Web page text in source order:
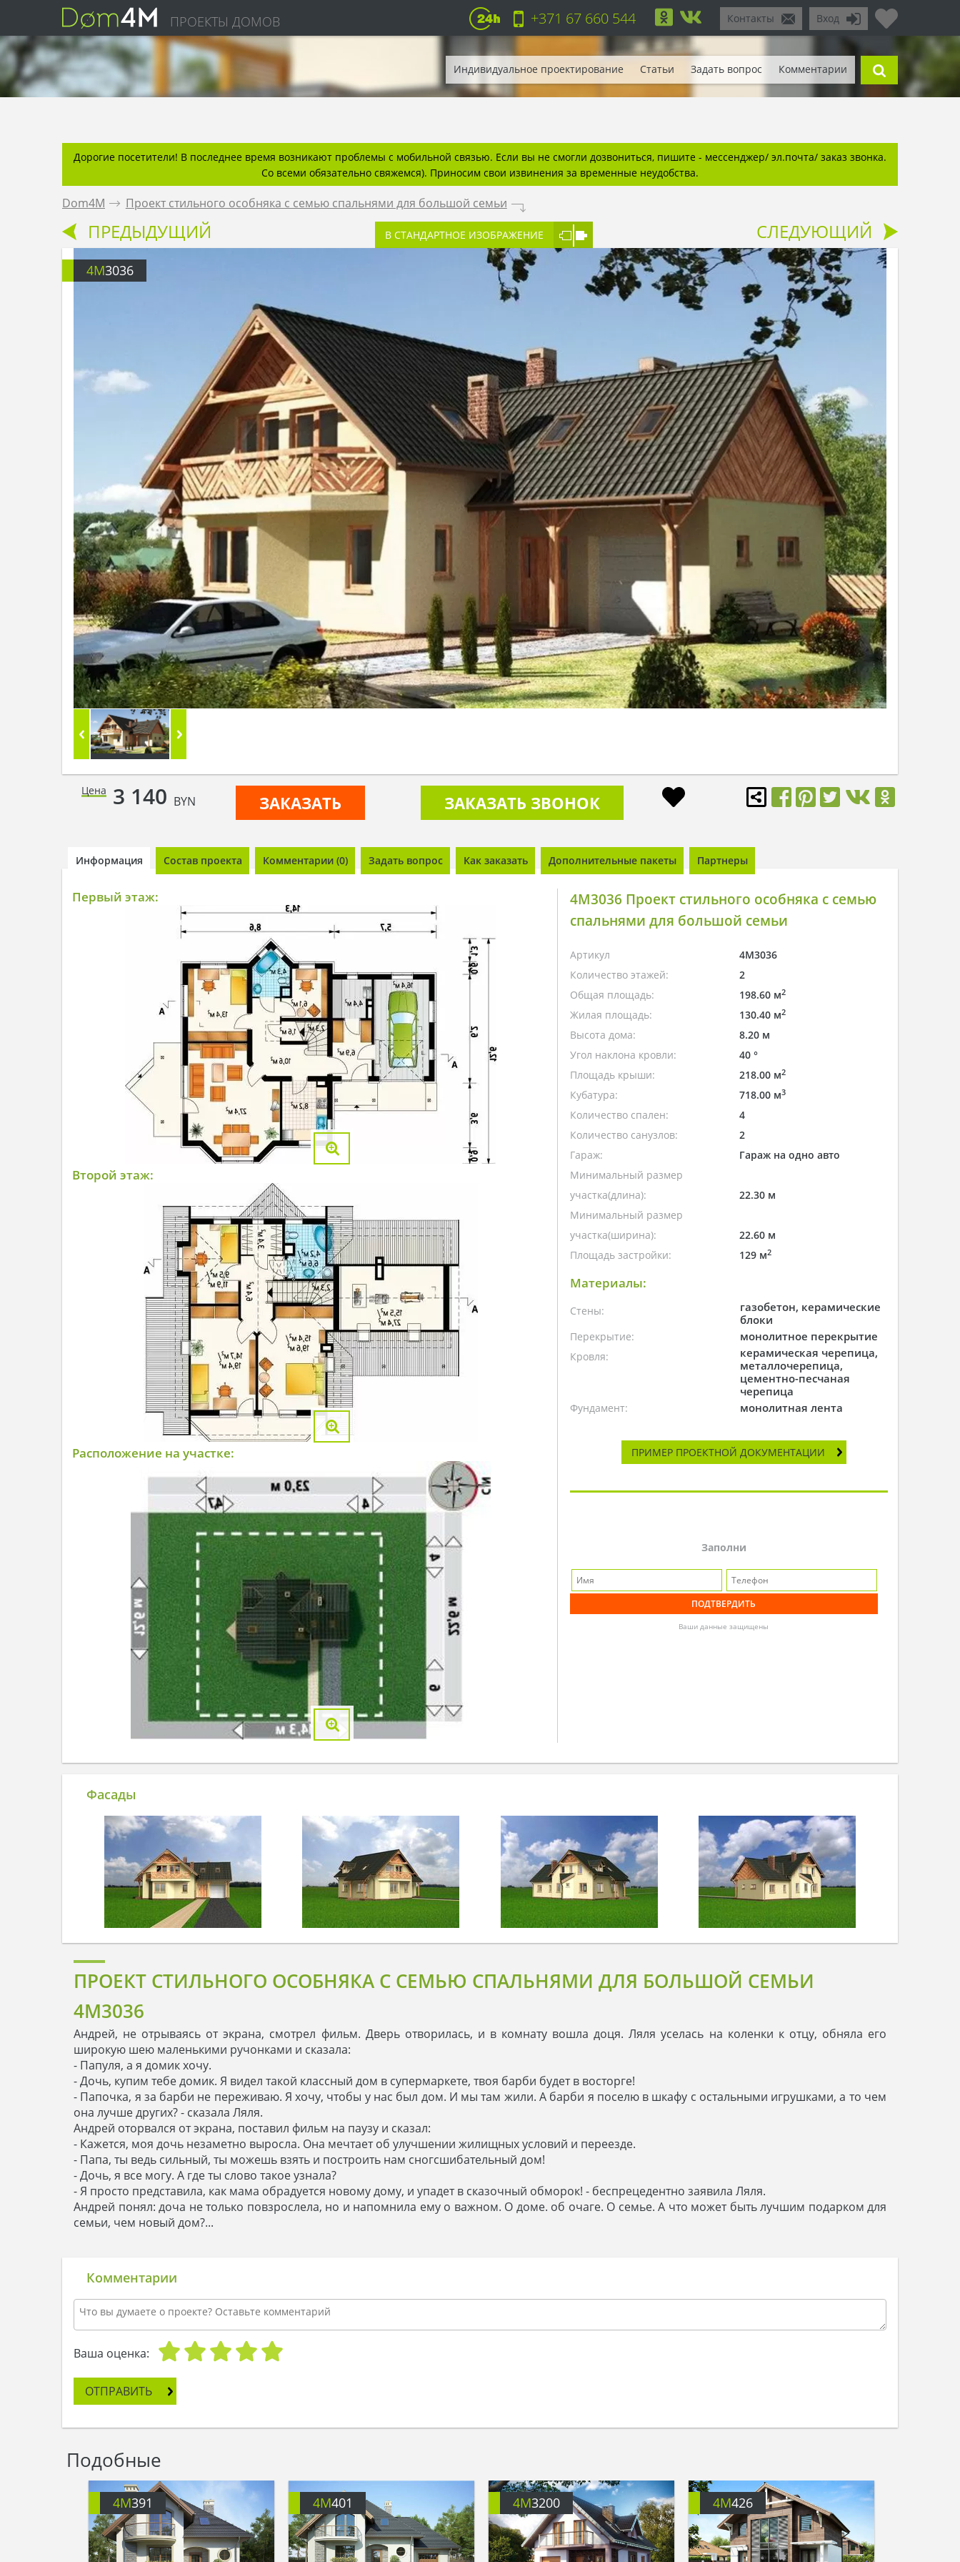
ПРОЕКТЫ ДОМОВ Вход
Контакты
+371 67 660 544
Индивидуальное проектирование Статьи Задать вопрос Комментарии
Дорогие посетители! В последнее время возникают проблемы с мобильной связью. Если вы не смогли дозвониться, пишите - мессенджер/ эл.почта/ заказ звонка.
Со всеми обязательно свяжемся). Приносим свои извинения за временные неудобства.
Dom4M . Проект стильного особняка с семью спальнями для большой семьи .
ПРЕДЫДУЩИЙ В СТАНДАРТНОЕ ИЗОБРАЖЕНИЕ СЛЕДУЮЩИЙ
4M3036
Цена 3 140 BYN ЗАКАЗАТЬ ЗАКАЗАТЬ ЗВОНОК
Информация Состав проекта Комментарии (0) Задать вопрос Как заказать Дополнительные пакеты Партнеры
Первый этаж:
Второй этаж:
Расположение на участке:
4M3036 Проект стильного особняка с семью
спальнями для большой семьи
Артикул
4M3036
Количество этажей:
2
Общая площадь:
198.60 м2
Жилая площадь: 130.40 м2
Высота дома:
8.20 м
Угол наклона кровли:
40 °
Площадь крыши:
218.00 м2
Кубатура: 718.00 м3
Количество спален:
4
Количество санузлов:
2
Гараж:
Гараж на одно авто
Минимальный размер
участка(длина):
22.30 м
Минимальный размер
участка(ширина):
22.60 м
Площадь застройки:
129 м2
Материалы:
Стены:
газобетон, керамические
блоки
Перекрытие: монолитное перекрытие
Кровля:
керамическая черепица,
металлочерепица,
цементно-песчаная
черепица
Фундамент: монолитная лента
ПРИМЕР ПРОЕКТНОЙ ДОКУМЕНТАЦИИ
Заполни
Ваши данные защищены
Фасады
ПРОЕКТ СТИЛЬНОГО ОСОБНЯКА С СЕМЬЮ СПАЛЬНЯМИ ДЛЯ БОЛЬШОЙ СЕМЬИ
4M3036
Андрей, не отрываясь от экрана, смотрел фильм. Дверь отворилась, и в комнату вошла доця. Ляля уселась на коленки к отцу, обняла его
широкую шею маленькими ручонками и сказала:
- Папуля, а я домик хочу.
- Дочь, купим тебе домик. Я видел такой классный дом в супермаркете, твоя барби будет в восторге!
- Папочка, я за барби не переживаю. Я хочу, чтобы у нас был дом. И мы там жили. А барби я поселю в шкафу с остальными игрушками, а то чем
она лучше других? - сказала Ляля.
Андрей оторвался от экрана, поставил фильм на паузу и сказал:
- Кажется, моя дочь незаметно выросла. Она мечтает об улучшении жилищных условий и переезде.
- Папа, ты ведь сильный, ты можешь взять и построить нам сногсшибательный дом!
- Дочь, я все могу. А где ты слово такое узнала?
- Я просто представила, как мама обрадуется новому дому, и упадет в сказочный обморок! - беспрецедентно заявила Ляля.
Андрей понял: доча не только повзрослела, но и напомнила ему о важном. О доме. об очаге. О семье. А что может быть лучшим подарком для
семьи, чем новый дом?...
Комментарии
Ваша оценка:
ОТПРАВИТЬ
Подобные
4M391 4M401 4M3200 4M426